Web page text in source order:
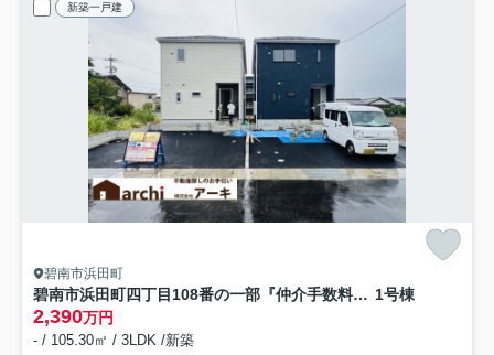
新築一戸建
碧南市浜田町
碧南市浜田町四丁目108番の一部『仲介手数料無料』新築一戸建て・建売 1号棟
2,390万円
- / 105.30㎡ / 3LDK /新築